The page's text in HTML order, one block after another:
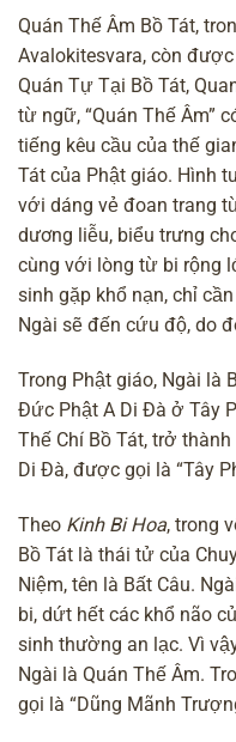
Quán Thế Âm Bồ Tát,
Avalokitesvara, còn
Quán Tự Tại Bồ Tát,
từ ngữ, “Quán Thế Âm”
tiếng kêu cầu của thế
Tát của Phật giáo. Hình
với dáng vẻ đoan trang
dương liễu, biểu trưng
cùng với lòng từ bi rộng
sinh gặp khổ nạn, chỉ
Ngài sẽ đến cứu độ, do
Trong Phật giáo, Ngài là
Đức Phật A Di Đà ở Tây
Thế Chí Bồ Tát, trở
Di Đà, được gọi là “Tây
Theo Kinh Bi Hoa, trong
Bồ Tát là thái tử của
Niệm, tên là Bất Câu.
bi, dứt hết các khổ não
sinh thường an lạc. Vì
Ngài là Quán Thế Âm.
gọi là “Dũng Mãnh